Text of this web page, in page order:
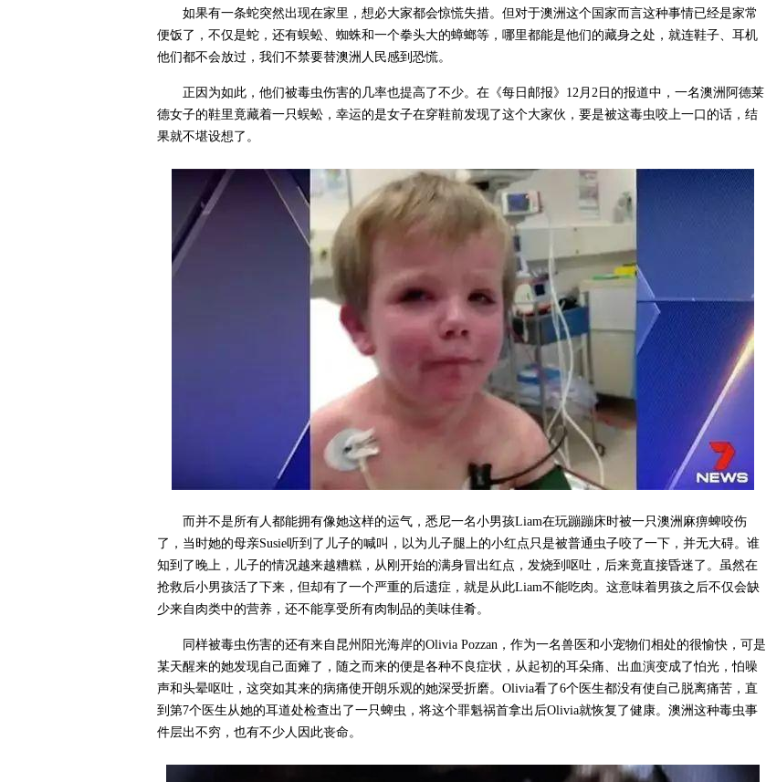
如果有一条蛇突然出现在家里，想必大家都会惊慌失措。但对于澳洲这个国家而言这种事情已经是家常
便饭了，不仅是蛇，还有蜈蚣、蜘蛛和一个拳头大的蟑螂等，哪里都能是他们的藏身之处，就连鞋子、耳机
他们都不会放过，我们不禁要替澳洲人民感到恐慌。
正因为如此，他们被毒虫伤害的几率也提高了不少。在《每日邮报》12月2日的报道中，一名澳洲阿德莱
德女子的鞋里竟藏着一只蜈蚣，幸运的是女子在穿鞋前发现了这个大家伙，要是被这毒虫咬上一口的话，结
果就不堪设想了。
而并不是所有人都能拥有像她这样的运气，悉尼一名小男孩Liam在玩蹦蹦床时被一只澳洲麻痹蜱咬伤
了，当时她的母亲Susie听到了儿子的喊叫，以为儿子腿上的小红点只是被普通虫子咬了一下，并无大碍。谁
知到了晚上，儿子的情况越来越糟糕，从刚开始的满身冒出红点，发烧到呕吐，后来竟直接昏迷了。虽然在
抢救后小男孩活了下来，但却有了一个严重的后遗症，就是从此Liam不能吃肉。这意味着男孩之后不仅会缺
少来自肉类中的营养，还不能享受所有肉制品的美味佳肴。
同样被毒虫伤害的还有来自昆州阳光海岸的Olivia Pozzan，作为一名兽医和小宠物们相处的很愉快，可是
某天醒来的她发现自己面瘫了，随之而来的便是各种不良症状，从起初的耳朵痛、出血演变成了怕光，怕噪
声和头晕呕吐，这突如其来的病痛使开朗乐观的她深受折磨。Olivia看了6个医生都没有使自己脱离痛苦，直
到第7个医生从她的耳道处检查出了一只蜱虫，将这个罪魁祸首拿出后Olivia就恢复了健康。澳洲这种毒虫事
件层出不穷，也有不少人因此丧命。